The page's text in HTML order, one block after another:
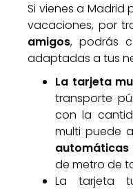
Si vienes a
vacaciones, por
amigos, podrás
adaptadas a tus
La tarjeta
transporte
con la
multi puede
automáticas
de metro de
La tarjeta